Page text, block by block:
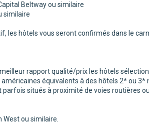
Beltway ou similaire
similaire
les hôtels vous seront confirmés dans le
rapport qualité/prix les hôtels
équivalents à des hôtels 2* ou 3*
situés à proximité de voies routières
West ou similaire.